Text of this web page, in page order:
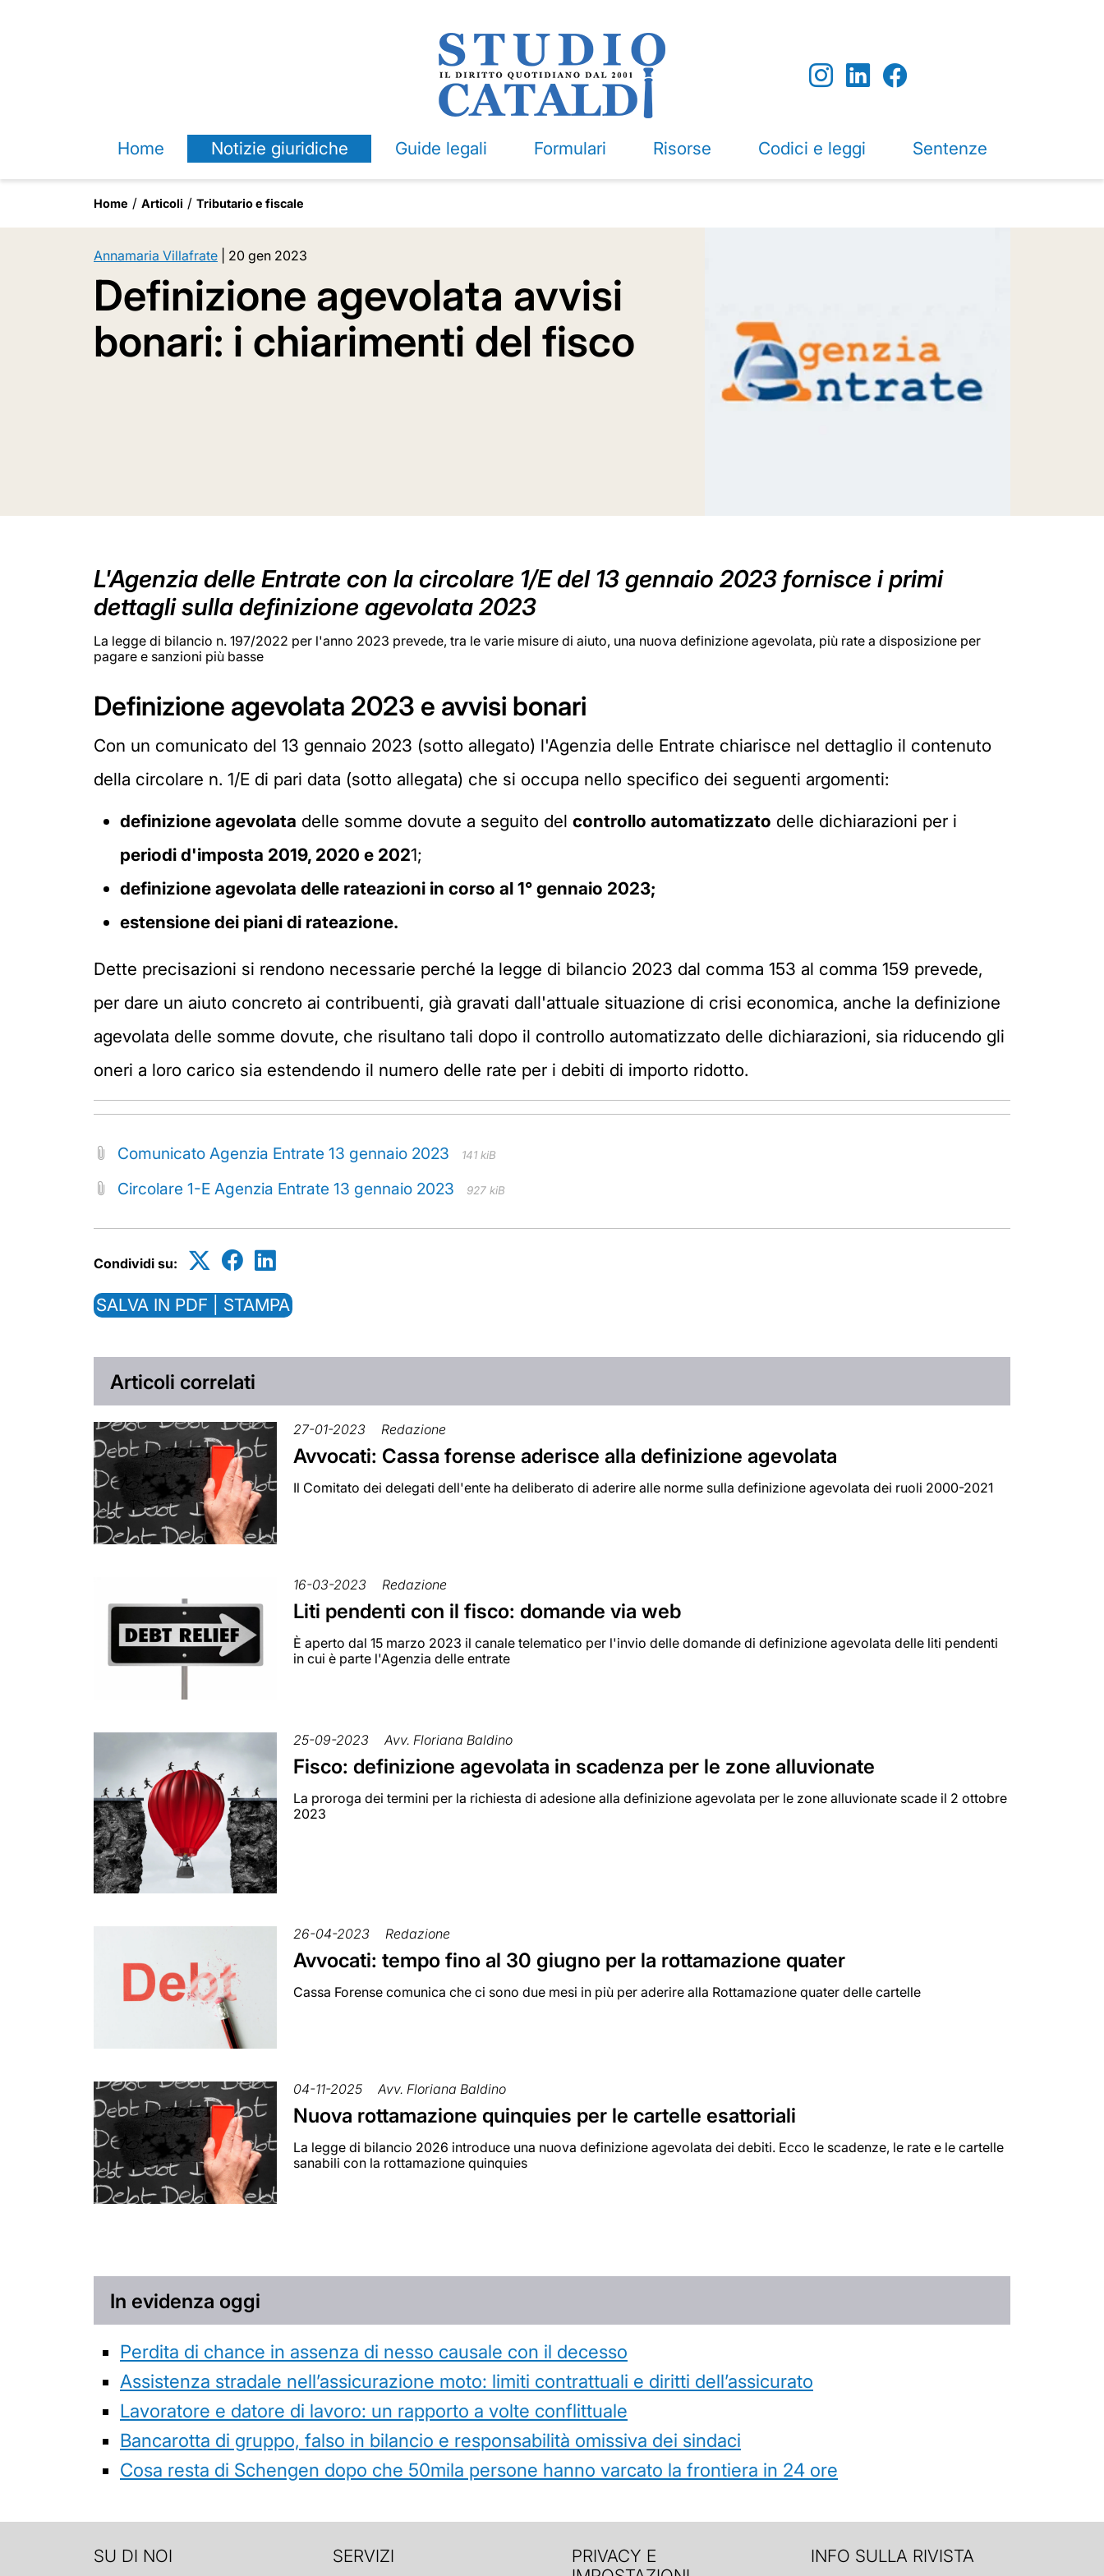
Home Notizie giuridiche Guide legali Formulari Risorse Codici e leggi Sentenze
Home Articoli Tributario e fiscale
Annamaria Villafrate 20 gen 2023
Definizione agevolata avvisi
bonari: i chiarimenti del fisco
L'Agenzia delle Entrate con la circolare 1/E del 13 gennaio 2023 fornisce i primi
dettagli sulla definizione agevolata 2023
La legge di bilancio n. 197/2022 per l'anno 2023 prevede, tra le varie misure di aiuto, una nuova definizione agevolata, più rate a disposizione per
pagare e sanzioni più basse
Definizione agevolata 2023 e avvisi bonari
Con un comunicato del 13 gennaio 2023 (sotto allegato) l'Agenzia delle Entrate chiarisce nel dettaglio il contenuto
della circolare n. 1/E di pari data (sotto allegata) che si occupa nello specifico dei seguenti argomenti:
definizione agevolata delle somme dovute a seguito del controllo automatizzato delle dichiarazioni per i
periodi d'imposta 2019, 2020 e 2021;
definizione agevolata delle rateazioni in corso al 1° gennaio 2023;
estensione dei piani di rateazione.
Dette precisazioni si rendono necessarie perché la legge di bilancio 2023 dal comma 153 al comma 159 prevede,
per dare un aiuto concreto ai contribuenti, già gravati dall'attuale situazione di crisi economica, anche la definizione
agevolata delle somme dovute, che risultano tali dopo il controllo automatizzato delle dichiarazioni, sia riducendo gli
oneri a loro carico sia estendendo il numero delle rate per i debiti di importo ridotto.
Comunicato Agenzia Entrate 13 gennaio 2023 141 kiB
Circolare 1-E Agenzia Entrate 13 gennaio 2023 927 kiB
Condividi su:
SALVA IN PDF | STAMPA
Articoli correlati
27-01-2023 Redazione
Avvocati: Cassa forense aderisce alla definizione agevolata
Il Comitato dei delegati dell'ente ha deliberato di aderire alle norme sulla definizione agevolata dei ruoli 2000-2021
16-03-2023 Redazione
Liti pendenti con il fisco: domande via web
È aperto dal 15 marzo 2023 il canale telematico per l'invio delle domande di definizione agevolata delle liti pendenti
in cui è parte l'Agenzia delle entrate
25-09-2023 Avv. Floriana Baldino
Fisco: definizione agevolata in scadenza per le zone alluvionate
La proroga dei termini per la richiesta di adesione alla definizione agevolata per le zone alluvionate scade il 2 ottobre
2023
26-04-2023 Redazione
Avvocati: tempo fino al 30 giugno per la rottamazione quater
Cassa Forense comunica che ci sono due mesi in più per aderire alla Rottamazione quater delle cartelle
04-11-2025 Avv. Floriana Baldino
Nuova rottamazione quinquies per le cartelle esattoriali
La legge di bilancio 2026 introduce una nuova definizione agevolata dei debiti. Ecco le scadenze, le rate e le cartelle
sanabili con la rottamazione quinquies
In evidenza oggi
Perdita di chance in assenza di nesso causale con il decesso
Assistenza stradale nell’assicurazione moto: limiti contrattuali e diritti dell’assicurato
Lavoratore e datore di lavoro: un rapporto a volte conflittuale
Bancarotta di gruppo, falso in bilancio e responsabilità omissiva dei sindaci
Cosa resta di Schengen dopo che 50mila persone hanno varcato la frontiera in 24 ore
SU DI NOI
SERVIZI
PRIVACY E
INFO SULLA RIVISTA